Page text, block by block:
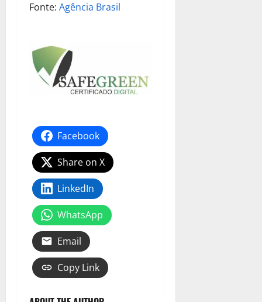
Fonte: Agência Brasil
Facebook
Share on X
LinkedIn
WhatsApp
Email
Copy Link